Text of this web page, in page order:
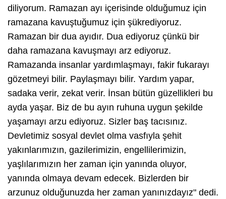
diliyorum. Ramazan ayı içerisinde olduğumuz için
ramazana kavuştuğumuz için şükrediyoruz.
Ramazan bir dua ayıdır. Dua ediyoruz çünkü bir
daha ramazana kavuşmayı arz ediyoruz.
Ramazanda insanlar yardımlaşmayı, fakir fukarayı
gözetmeyi bilir. Paylaşmayı bilir. Yardım yapar,
sadaka verir, zekat verir. İnsan bütün güzellikleri bu
ayda yaşar. Biz de bu ayın ruhuna uygun şekilde
yaşamayı arzu ediyoruz. Sizler baş tacısınız.
Devletimiz sosyal devlet olma vasfıyla şehit
yakınlarımızın, gazilerimizin, engellilerimizin,
yaşlılarımızın her zaman için yanında oluyor,
yanında olmaya devam edecek. Bizlerden bir
arzunuz olduğunuzda her zaman yanınızdayız" dedi.